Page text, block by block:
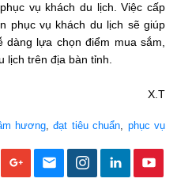
vụ khách du lịch. Việc cấp
phục vụ khách du lịch sẽ giúp
lựa chọn điểm mua sắm,
lịch trên địa bàn tỉnh.
X.T
hương,đạt tiêu chuẩn, phục vụ